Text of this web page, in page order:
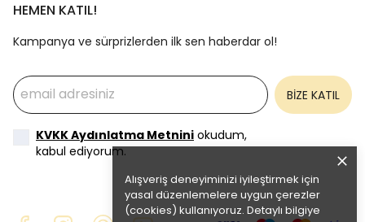
Alışveriş deneyiminizi iyileştirmek için
yasal düzenlemelere uygun çerezler
(cookies) kullanıyoruz. Detaylı bilgiye
HEMEN KATIL!
Kampanya ve sürprizlerden ilk sen haberdar ol!
BİZE KATIL
KVKK Aydınlatma Metnini okudum,
kabul ediyorum.